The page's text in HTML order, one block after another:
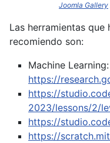
Joomla Gallery
Las herramientas
recomiendo son:
Machine Learning:
https://
https://
2023/lessons/2/
https://
https://